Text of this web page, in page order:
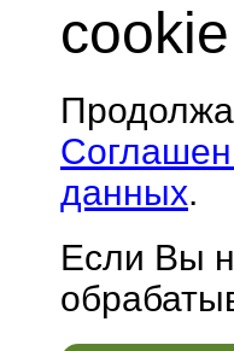
данных.
Если Вы